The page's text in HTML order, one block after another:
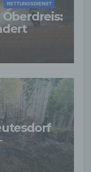
RETTUNGSDIENST